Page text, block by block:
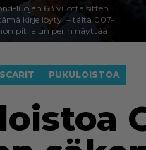
luojan 68 vuotta sitten
kirje löytyi – tältä 007-
piti alun perin näyttää
PUKULOISTOA